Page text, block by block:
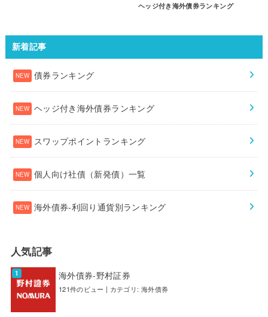
ヘッジ付き海外債券ランキング
新着記事
債券ランキング
ヘッジ付き海外債券ランキング
スワップポイントランキング
個人向け社債（新発債）一覧
海外債券-利回り通貨別ランキング
人気記事
海外債券-野村証券
121件のビュー | カテゴリ: 海外債券